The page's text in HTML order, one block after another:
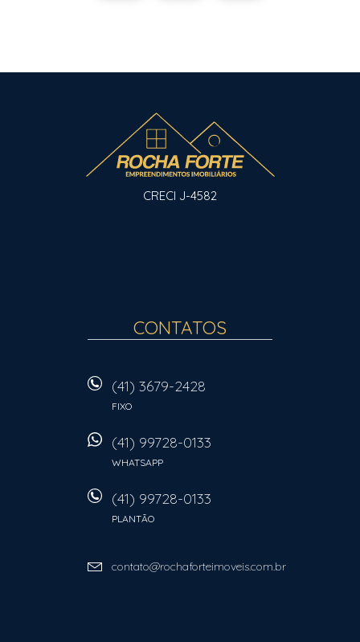
CRECI J-4582
CONTATOS
(41) 3679-2428
FIXO
(41) 99728-0133
WHATSAPP
(41) 99728-0133
PLANTÃO
contato@rochaforteimoveis.com.br